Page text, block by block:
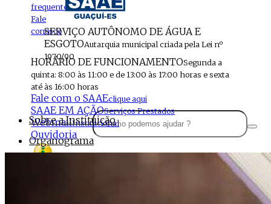
frequentes
Fale
conosco
SERVIÇO AUTÔNOMO DE ÁGUA E
ESGOTOAutarquia municipal criada pela Lei nº
1970/90
HORÁRIO DE FUNCIONAMENTOSegunda a
quinta: 8:00 às 11:00 e de 13:00 às 17:00 horas e sexta
até às 16:00 horas
Fale com o SAAEclique aqui
SAAE EM AÇÃOServiços Prestados
WebmailInstitucional
Ouvidoria
Sobre a Instituição
Organograma